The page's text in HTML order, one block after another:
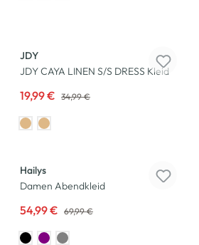
JDY
JDY CAYA LINEN S/S DRESS Kleid
19,99 € 34,99 €
Hailys
Damen Abendkleid
54,99 € 69,99 €